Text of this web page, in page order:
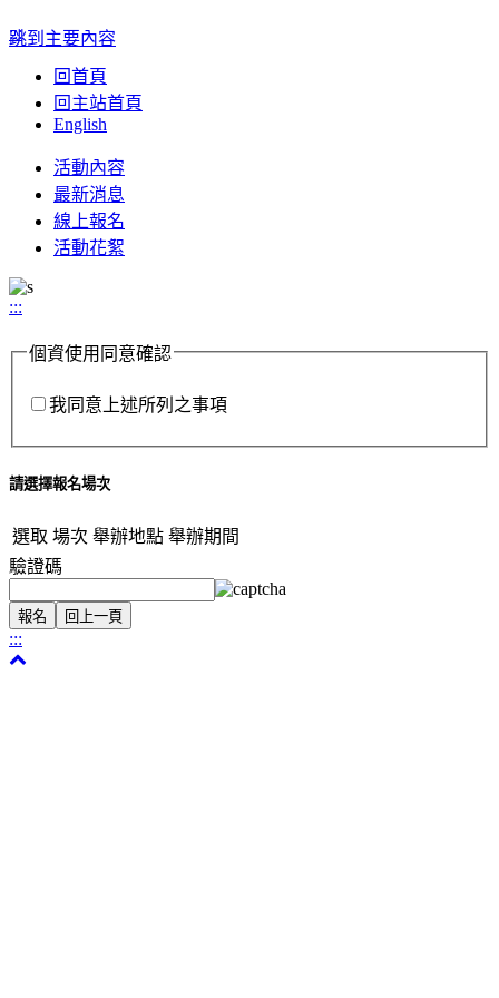
跳到主要內容
:::
回首頁
回主站首頁
English
Toggle
navigation
活動內容
最新消息
線上報名
活動花絮
:::
個資使用同意確認
我同意上述所列之事項
請選擇報名場次
選取 場次 舉辦地點 舉辦期間
驗證碼
:::